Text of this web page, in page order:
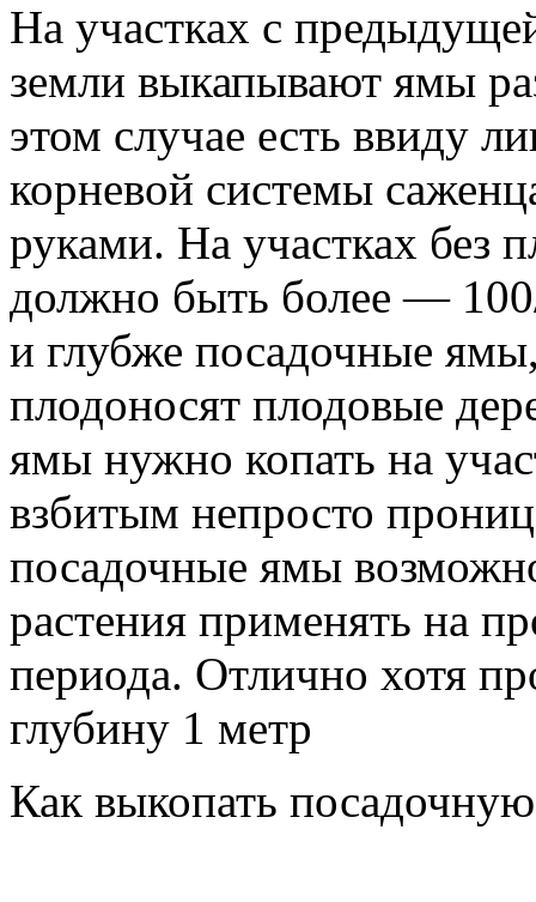
На участках с
земли выкапывают ямы
этом случае есть ввиду
корневой системы
руками. На участках без
должно быть более —
и глубже посадочные
плодоносят плодовые
ямы нужно копать на
взбитым непросто
посадочные ямы
растения применять на
периода. Отлично хотя
глубину 1 метр
Как выкопать